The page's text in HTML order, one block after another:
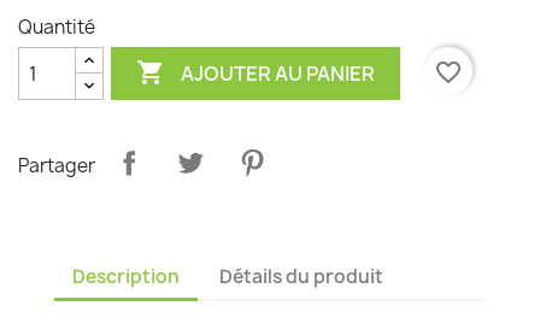
Quantité
 AJOUTER AU PANIER favorite_border
Partager
Description Détails du produit